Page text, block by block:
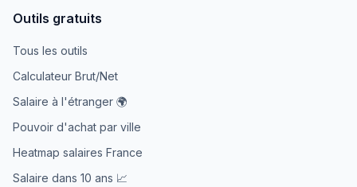
Outils gratuits
Tous les outils
Calculateur Brut/Net
Salaire à l'étranger 🌍
Pouvoir d'achat par ville
Heatmap salaires France
Salaire dans 10 ans 📈